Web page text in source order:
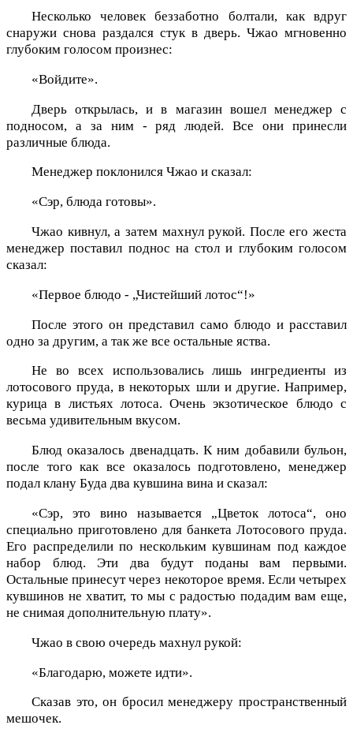
Несколько человек беззаботно болтали, как вдруг
снаружи снова раздался стук в дверь. Чжао мгновенно
глубоким голосом произнес:
«Войдите».
Дверь открылась, и в магазин вошел менеджер с
подносом, а за ним - ряд людей. Все они принесли
различные блюда.
Менеджер поклонился Чжао и сказал:
«Сэр, блюда готовы».
Чжао кивнул, а затем махнул рукой. После его жеста
менеджер поставил поднос на стол и глубоким голосом
сказал:
«Первое блюдо - „Чистейший лотос“!»
После этого он представил само блюдо и расставил
одно за другим, а так же все остальные яства.
Не во всех использовались лишь ингредиенты из
лотосового пруда, в некоторых шли и другие. Например,
курица в листьях лотоса. Очень экзотическое блюдо с
весьма удивительным вкусом.
Блюд оказалось двенадцать. К ним добавили бульон,
после того как все оказалось подготовлено, менеджер
подал клану Буда два кувшина вина и сказал:
«Сэр, это вино называется „Цветок лотоса“, оно
специально приготовлено для банкета Лотосового пруда.
Его распределили по нескольким кувшинам под каждое
набор блюд. Эти два будут поданы вам первыми.
Остальные принесут через некоторое время. Если четырех
кувшинов не хватит, то мы с радостью подадим вам еще,
не снимая дополнительную плату».
Чжао в свою очередь махнул рукой:
«Благодарю, можете идти».
Сказав это, он бросил менеджеру пространственный
мешочек.